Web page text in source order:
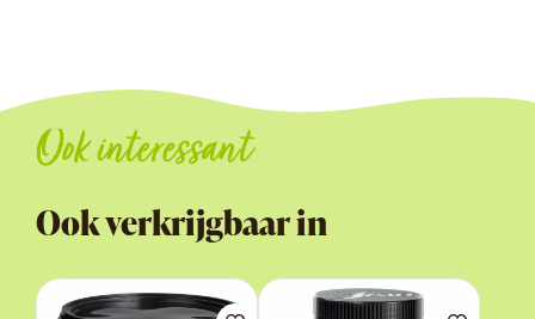
Ook interessant
Ook verkrijgbaar in